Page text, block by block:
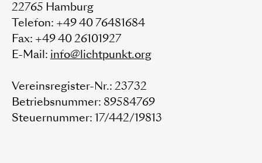
22765 Hamburg
Telefon: +49 40 76481684
Fax: +49 40 26101927
E-Mail: info@lichtpunkt.org
Vereinsregister-Nr.: 23732
Betriebsnummer: 89584769
Steuernummer: 17/442/19813